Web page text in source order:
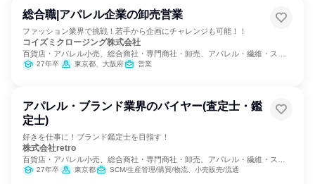
総合職|アパレル企業の卸売営業
ファッション業界で挑戦！若手から企画にチャレンジも可能！！
コイズミクロージング株式会社
百貨店・アパレル小売、総合商社・専門商社・卸売、アパレル・繊維・スポ
ーツメーカー
27年卒 東京都、大阪府 営業
アパレル・ブランド業界のバイヤー(査定士・鑑
定士)
好きを仕事に！ブランド鑑定士を目指す！
株式会社retro
百貨店・アパレル小売、総合商社・専門商社・卸売、アパレル・繊維・スポ
ーツメーカー
27年卒 東京都 SCM/生産管理/購買/物流、小売販売/流通